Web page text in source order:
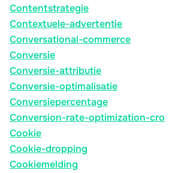
Contentstrategie
Contextuele-advertentie
Conversational-commerce
Conversie
Conversie-attributie
Conversie-optimalisatie
Conversiepercentage
Conversion-rate-optimization-cro
Cookie
Cookie-dropping
Cookiemelding